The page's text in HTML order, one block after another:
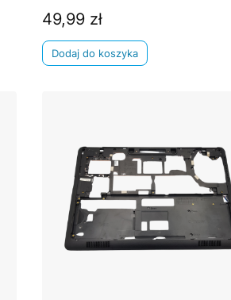
Cena
49,99 zł
Dodaj do koszyka